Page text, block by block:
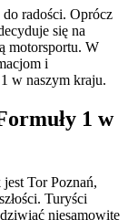
radości. Oprócz
się na
motorsportu. W
i
w naszym kraju.
1 w
Tor Poznań,
Turyści
niesamowite